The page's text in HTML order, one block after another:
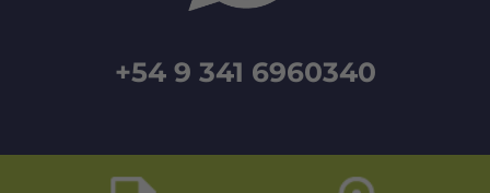
+54 9 341 6960340